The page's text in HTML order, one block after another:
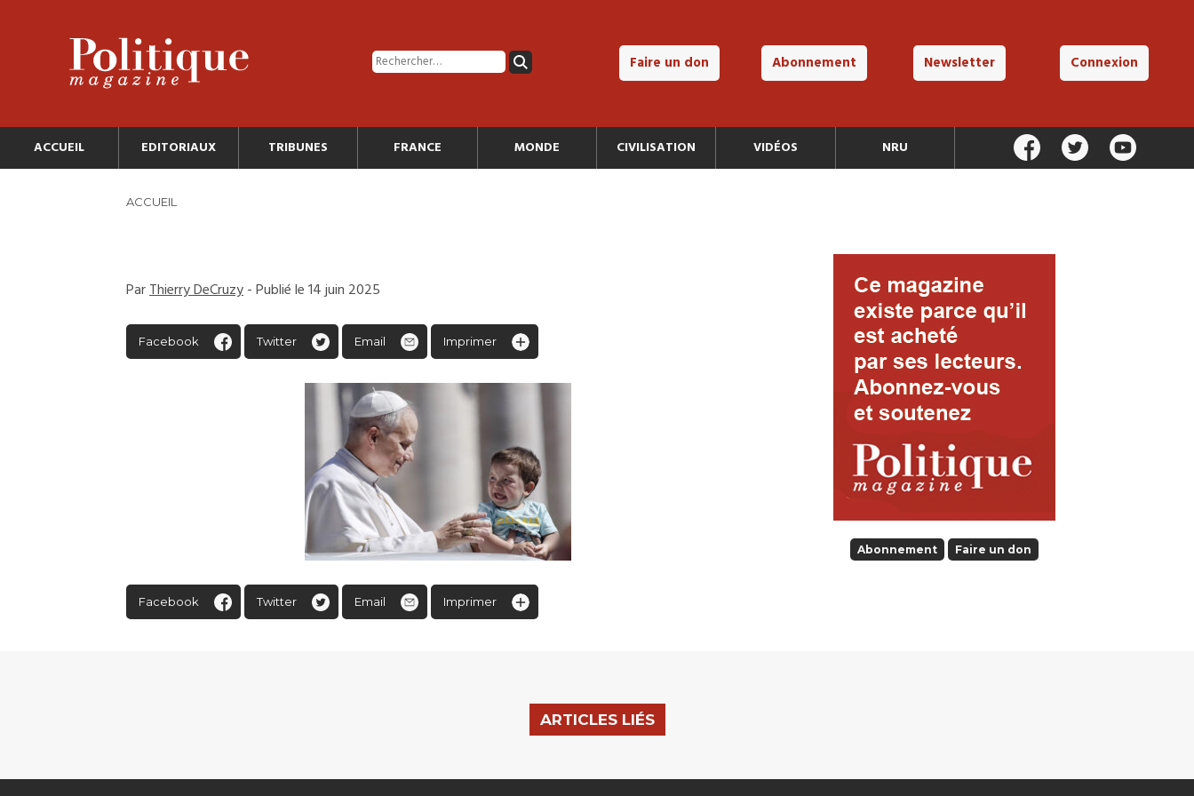
Faire un don Abonnement Newsletter Connexion
ACCUEIL EDITORIAUX TRIBUNES FRANCE MONDE CIVILISATION VIDÉOS NRU
ACCUEIL
ParThierry DeCruzy- Publié le 14 juin 2025
Facebook Twitter Email Imprimer
Facebook Twitter Email Imprimer
Abonnement Faire un don
ARTICLES LIÉS